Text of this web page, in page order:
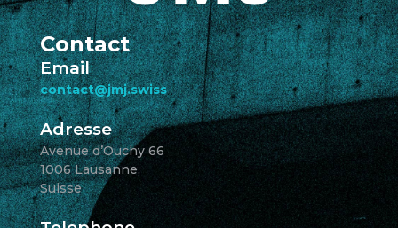
Contact
Email
contact@jmj.swiss
Adresse
Avenue d’Ouchy 66
1006 Lausanne,
Suisse